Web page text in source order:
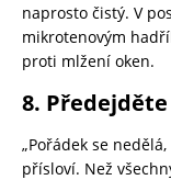
naprosto čistý. V
mikrotenovým
proti mlžení oken.
8.
„Pořádek se
přísloví. Než